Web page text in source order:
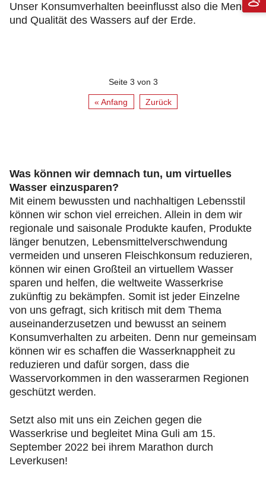
Unser Konsumverhalten beeinflusst also die Menge
und Qualität des Wassers auf der Erde.
Seite 3 von 3
« Anfang Zurück
Was können wir demnach tun, um virtuelles
Wasser einzusparen?
Mit einem bewussten und nachhaltigen Lebensstil
können wir schon viel erreichen. Allein in dem wir
regionale und saisonale Produkte kaufen, Produkte
länger benutzen, Lebensmittelverschwendung
vermeiden und unseren Fleischkonsum reduzieren,
können wir einen Großteil an virtuellem Wasser
sparen und helfen, die weltweite Wasserkrise
zukünftig zu bekämpfen. Somit ist jeder Einzelne
von uns gefragt, sich kritisch mit dem Thema
auseinanderzusetzen und bewusst an seinem
Konsumverhalten zu arbeiten. Denn nur gemeinsam
können wir es schaffen die Wasserknappheit zu
reduzieren und dafür sorgen, dass die
Wasservorkommen in den wasserarmen Regionen
geschützt werden.
Setzt also mit uns ein Zeichen gegen die
Wasserkrise und begleitet Mina Guli am 15.
September 2022 bei ihrem Marathon durch
Leverkusen!